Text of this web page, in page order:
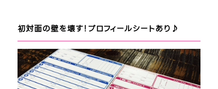
初対面の壁を壊す！プロフィールシートあり♪